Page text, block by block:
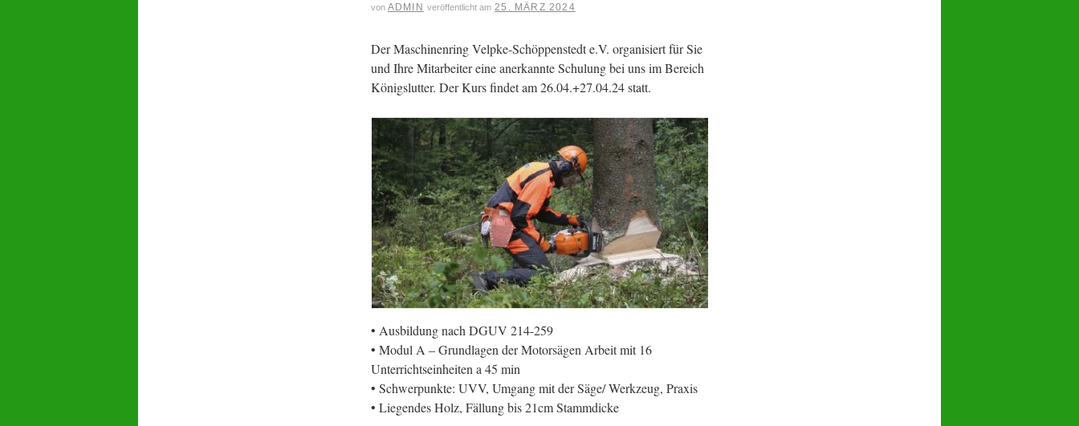
von ADMIN veröffentlicht am 25. MÄRZ 2024
Der Maschinenring Velpke-Schöppenstedt e.V. organisiert für Sie
und Ihre Mitarbeiter eine anerkannte Schulung bei uns im Bereich
Königslutter. Der Kurs findet am 26.04.+27.04.24 statt.
• Ausbildung nach DGUV 214-259
• Modul A – Grundlagen der Motorsägen Arbeit mit 16
Unterrichtseinheiten a 45 min
• Schwerpunkte: UVV, Umgang mit der Säge/ Werkzeug, Praxis
• Liegendes Holz, Fällung bis 21cm Stammdicke